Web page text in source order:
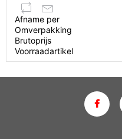
Afname per
Omverpakking
Brutoprijs
Voorraadartikel